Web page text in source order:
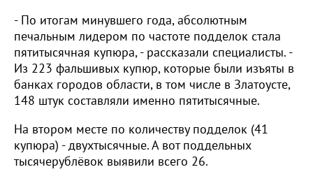
- По итогам минувшего года, абсолютным
печальным лидером по частоте подделок стала
пятитысячная купюра, - рассказали специалисты. -
Из 223 фальшивых купюр, которые были изъяты в
банках городов области, в том числе в Златоусте,
148 штук составляли именно пятитысячные.
На втором месте по количеству подделок (41
купюра) - двухтысячные. А вот поддельных
тысячерублёвок выявили всего 26.